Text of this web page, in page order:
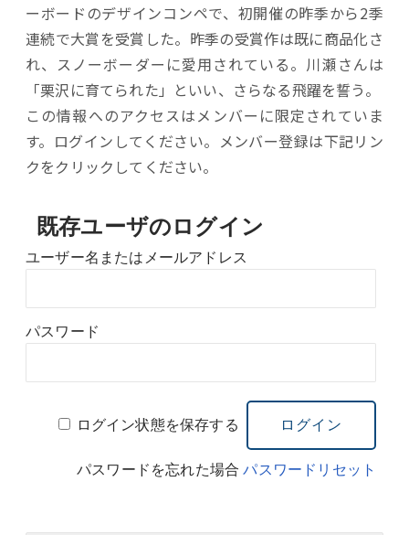
ーボードのデザインコンペで、初開催の昨季から2季
連続で大賞を受賞した。昨季の受賞作は既に商品化さ
れ、スノーボーダーに愛用されている。川瀬さんは
「栗沢に育てられた」といい、さらなる飛躍を誓う。
この情報へのアクセスはメンバーに限定されていま
す。ログインしてください。メンバー登録は下記リン
クをクリックしてください。
既存ユーザのログイン
ユーザー名またはメールアドレス
パスワード
ログイン状態を保存する
パスワードを忘れた場合パスワードリセット